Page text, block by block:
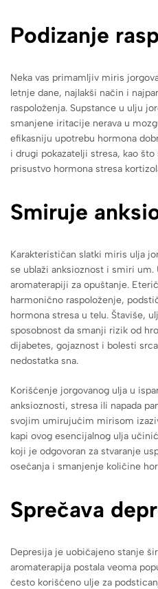
Podizanje
Neka vas primamljiv miris
letnje dane, najlakši način i
raspoloženja. Supstance u ulju
smanjene iritacije nerava u
efikasniju upotrebu hormona
i drugi pokazatelji stresa, kao
prisustvo hormona stresa
Smiruje
Karakterističan slatki miris ulja
se ublaži anksioznost i smiri
aromaterapiji za opuštanje.
harmonično raspoloženje,
hormona stresa u telu. Štaviše,
sposobnost da smanji rizik od
dijabetes, gojaznost i bolesti
nedostatka sna.
Korišćenje jorgovanog ulja u
anksioznosti, stresa ili napada
svojim umirujućim mirisom
kapi ovog esencijalnog ulja
koji je odgovoran za stvaranje
osećanja i smanjenje količine
Sprečava
Depresija je uobičajeno stanje
aromaterapija postala veoma
često korišćeno ulje za